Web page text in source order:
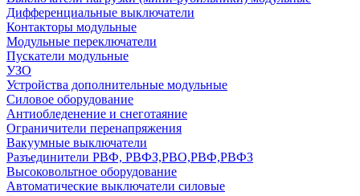
Дифференциальные выключатели
Контакторы модульные
Модульные переключатели
Пускатели модульные
УЗО
Устройства дополнительные модульные
Силовое оборудование
Антиобледенение и снеготаяние
Ограничители перенапряжения
Вакуумные выключатели
Разъединители РВФ, РВФЗ,РВО,РВФ,РВФЗ
Высоковольтное оборудование
Автоматические выключатели cиловые